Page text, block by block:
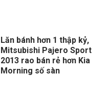
Lăn bánh hơn 1 thập kỷ,
Mitsubishi Pajero Sport
2013 rao bán rẻ hơn Kia
Morning số sàn